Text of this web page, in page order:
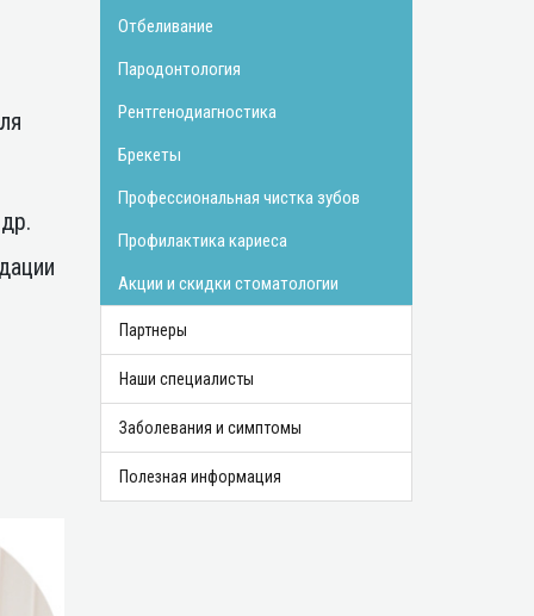
Отбеливание
Пародонтология
Рентгенодиагностика
Брекеты
Профессиональная чистка зубов
Профилактика кариеса
Акции и скидки стоматологии
Партнеры
Наши специалисты
Заболевания и симптомы
Полезная информация